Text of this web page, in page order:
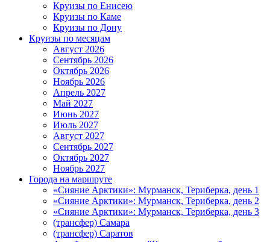
Круизы по Енисею
Круизы по Каме
Круизы по Дону
Круизы по месяцам
Август 2026
Сентябрь 2026
Октябрь 2026
Ноябрь 2026
Апрель 2027
Май 2027
Июнь 2027
Июль 2027
Август 2027
Сентябрь 2027
Октябрь 2027
Ноябрь 2027
Города на маршруте
«Сияние Арктики»: Мурманск, Териберка, день 1
«Сияние Арктики»: Мурманск, Териберка, день 2
«Сияние Арктики»: Мурманск, Териберка, день 3
(трансфер) Самара
(трансфер) Саратов